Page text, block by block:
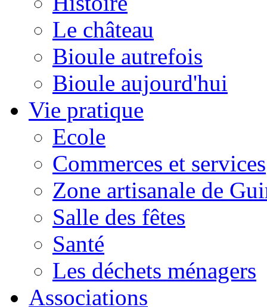
Le château
Bioule autrefois
Bioule aujourd'hui
Vie pratique
Ecole
Commerces et services
Zone artisanale de
Salle des fêtes
Santé
Les déchets ménagers
Associations